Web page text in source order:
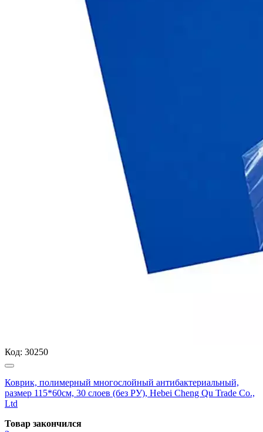
Код: 30250
Коврик, полимерный многослойный антибактериальный,
размер 115*60см, 30 слоев (без РУ), Hebei Cheng Qu Trade Co.,
Ltd
Товар закончился